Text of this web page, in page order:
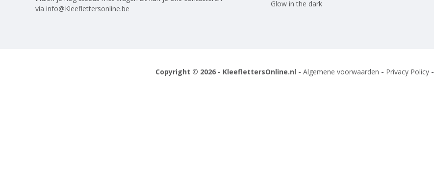
via info@Kleeflettersonline.be
Glow in the dark
Copyright © 2026 - KleeflettersOnline.nl - Algemene voorwaarden - Privacy Policy-